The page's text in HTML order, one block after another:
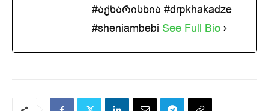
#აქხარისხია #drpkhakadze
#sheniambebi See Full Bio